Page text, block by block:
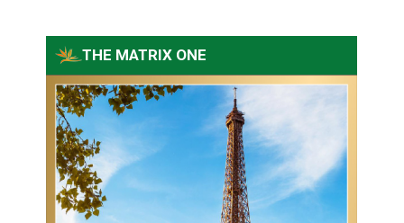
THE MATRIX ONE